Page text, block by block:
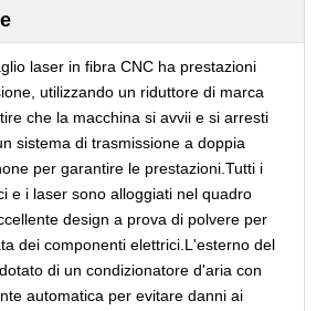
laser in fibra CNC ha prestazioni
utilizzando un riduttore di marca
che la macchina si avvii e si arresti
sistema di trasmissione a doppia
per garantire le prestazioni.Tutti i
e i laser sono alloggiati nel quadro
design a prova di polvere per
dei componenti elettrici.L'esterno del
di un condizionatore d'aria con
automatica per evitare danni ai